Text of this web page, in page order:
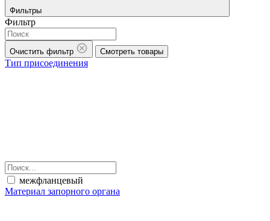
Фильтры
Фильтр
Очистить фильтр Смотреть товары
Тип присоединения
межфланцевый
Материал запорного органа